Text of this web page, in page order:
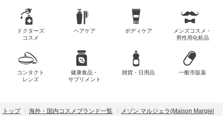
ドクターズ
コスメ
ヘアケア ボディケア
メンズコスメ・
男性用化粧品
コンタクト
レンズ
健康食品・
サプリメント
雑貨・日用品 一般市販薬
トップ 海外・国内コスメブランド一覧 メゾン マルジェラ(Maison Margiel